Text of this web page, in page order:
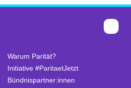
Warum Parität?
Initiative #ParitaetJetzt
Bündnispartner:innen